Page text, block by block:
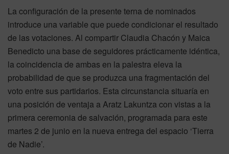
La configuración de la presente terna de nominados
introduce una variable que puede condicionar el resultado
de las votaciones. Al compartir Claudia Chacón y Maica
Benedicto una base de seguidores prácticamente idéntica,
la coincidencia de ambas en la palestra eleva la
probabilidad de que se produzca una fragmentación del
voto entre sus partidarios. Esta circunstancia situaría en
una posición de ventaja a Aratz Lakuntza con vistas a la
primera ceremonia de salvación, programada para este
martes 2 de junio en la nueva entrega del espacio ‘Tierra
de Nadie’.